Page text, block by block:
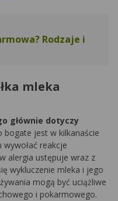
Rodzaje i
mleka
głównie dotyczy
bogate jest w kilkanaście
reakcje
alergia ustępuje wraz z
wykluczenie mleka i jego
mogą być uciążliwe
i pokarmowego.